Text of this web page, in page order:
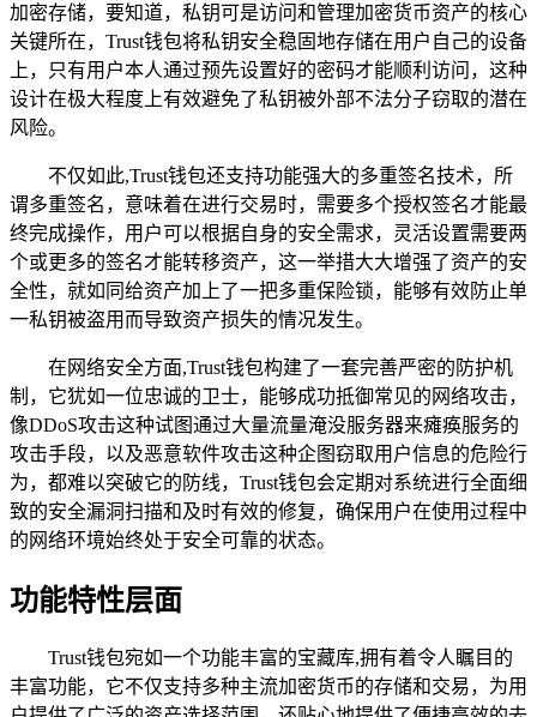
加密存储，要知道，私钥可是访问和管理加密货币资产的核心
关键所在，Trust钱包将私钥安全稳固地存储在用户自己的设备
上，只有用户本人通过预先设置好的密码才能顺利访问，这种
设计在极大程度上有效避免了私钥被外部不法分子窃取的潜在
风险。
不仅如此,Trust钱包还支持功能强大的多重签名技术，所
谓多重签名，意味着在进行交易时，需要多个授权签名才能最
终完成操作，用户可以根据自身的安全需求，灵活设置需要两
个或更多的签名才能转移资产，这一举措大大增强了资产的安
全性，就如同给资产加上了一把多重保险锁，能够有效防止单
一私钥被盗用而导致资产损失的情况发生。
在网络安全方面,Trust钱包构建了一套完善严密的防护机
制，它犹如一位忠诚的卫士，能够成功抵御常见的网络攻击，
像DDoS攻击这种试图通过大量流量淹没服务器来瘫痪服务的
攻击手段，以及恶意软件攻击这种企图窃取用户信息的危险行
为，都难以突破它的防线，Trust钱包会定期对系统进行全面细
致的安全漏洞扫描和及时有效的修复，确保用户在使用过程中
的网络环境始终处于安全可靠的状态。
功能特性层面
Trust钱包宛如一个功能丰富的宝藏库,拥有着令人瞩目的
丰富功能，它不仅支持多种主流加密货币的存储和交易，为用